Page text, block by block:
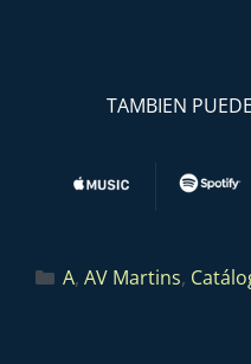
TAMBIEN
A, AV Martins,